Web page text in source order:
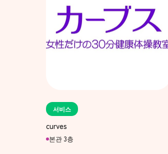
서비스
curves
본관 3층